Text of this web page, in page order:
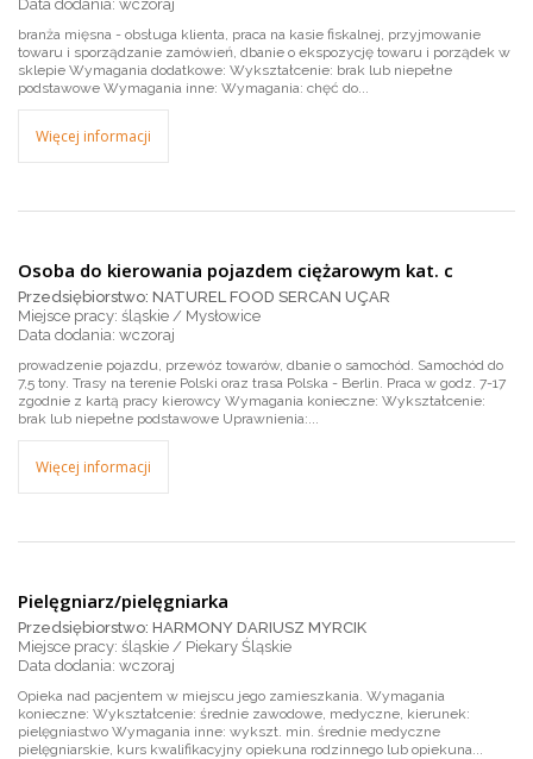
wczoraj
branża mięsna - obsługa klienta, praca na kasie fiskalnej, przyjmowanie
towaru i sporządzanie zamówień, dbanie o ekspozycję towaru i porządek w
sklepie Wymagania dodatkowe: Wykształcenie: brak lub niepełne
podstawowe Wymagania inne: Wymagania: chęć do...
Więcej informacji
Osoba do kierowania pojazdem ciężarowym kat. c
Przedsiębiorstwo: NATUREL FOOD SERCAN UÇAR
Miejsce pracy: śląskie / Mysłowice
wczoraj
prowadzenie pojazdu, przewóz towarów, dbanie o samochód. Samochód do
7,5 tony. Trasy na terenie Polski oraz trasa Polska - Berlin. Praca w godz. 7-17
zgodnie z kartą pracy kierowcy Wymagania konieczne: Wykształcenie:
brak lub niepełne podstawowe Uprawnienia:...
Więcej informacji
Pielęgniarz/pielęgniarka
Przedsiębiorstwo: HARMONY DARIUSZ MYRCIK
Miejsce pracy: śląskie / Piekary Śląskie
wczoraj
Opieka nad pacjentem w miejscu jego zamieszkania. Wymagania
konieczne: Wykształcenie: średnie zawodowe, medyczne, kierunek:
pielęgniastwo Wymagania inne: wykszt. min. średnie medyczne
pielęgniarskie, kurs kwalifikacyjny opiekuna rodzinnego lub opiekuna...